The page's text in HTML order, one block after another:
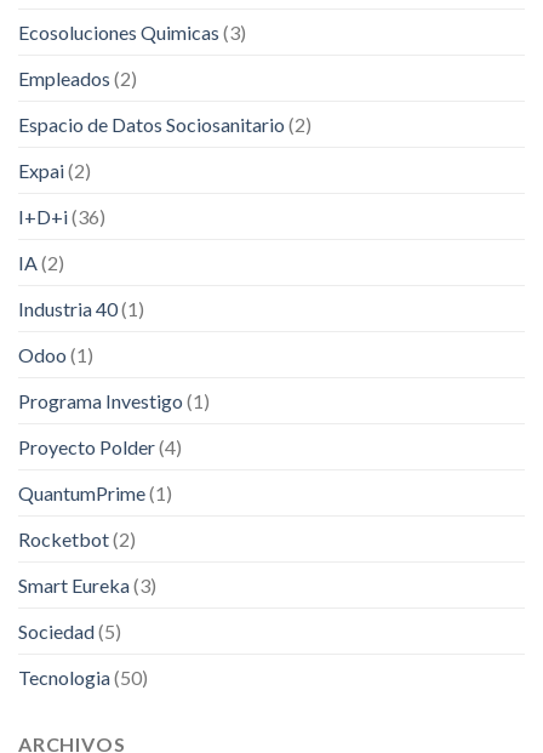
Ecosoluciones Quimicas (3)
Empleados (2)
Espacio de Datos Sociosanitario (2)
Expai(2)
I+D+i(36)
IA(2)
Industria 40(1)
Odoo (1)
Programa Investigo (1)
Proyecto Polder(4)
QuantumPrime(1)
Rocketbot(2)
Smart Eureka(3)
Sociedad(5)
Tecnologia(50)
ARCHIVOS